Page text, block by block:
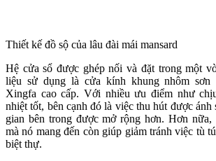
Thiết kế đồ sộ của lâu đài mái mansard
Hệ cửa sổ được ghép nối và đặt trong một
liệu sử dụng là cửa kính khung nhôm sơn
Xingfa cao cấp. Với nhiều ưu điểm như
nhiệt tốt, bên cạnh đó là việc thu hút được ánh
gian bên trong được mở rộng hơn. Hơn nữa,
mà nó mang đến còn giúp giảm tránh việc tù
biệt thự.